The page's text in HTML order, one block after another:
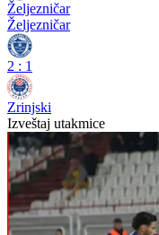
Željezničar
Željezničar
2 : 1
Zrinjski
Izveštaj utakmice